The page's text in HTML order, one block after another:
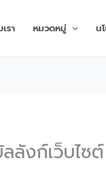
รา หมวดหมู่ น
ลังก์เว็บไซต์